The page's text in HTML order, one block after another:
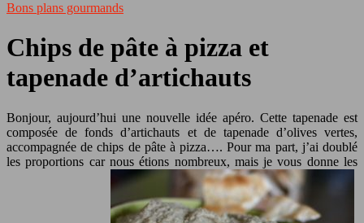
Bons plans gourmands
Chips de pâte à pizza et
tapenade d’artichauts
Bonjour, aujourd’hui une nouvelle idée apéro. Cette tapenade est
composée de fonds d’artichauts et de tapenade d’olives vertes,
accompagnée de chips de pâte à pizza…. Pour ma part, j’ai doublé
les proportions car nous étions nombreux, mais je vous donne les